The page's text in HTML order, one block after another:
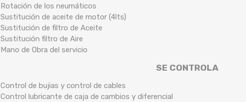
Rotación de los neumáticos
Sustitución de aceite de motor (4lts)
Sustitución de filtro de Aceite
Sustitución filtro de Aire
Mano de Obra del servicio
SE CONTROLA
Control de bujias y control de cables
Control lubricante de caja de cambios y diferencial